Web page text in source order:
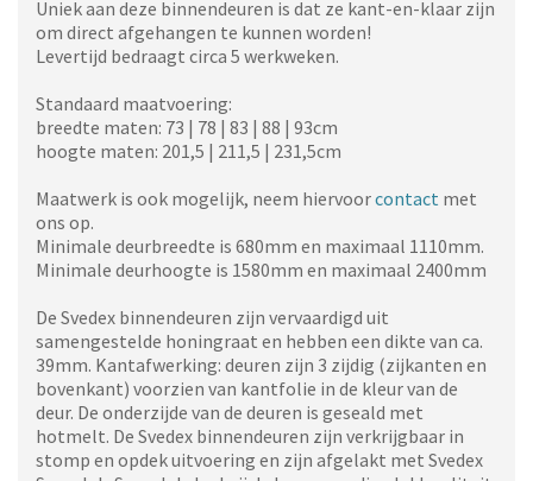
Uniek aan deze binnendeuren is dat ze kant-en-klaar zijn
om direct afgehangen te kunnen worden!
Levertijd bedraagt circa 5 werkweken.
Standaard maatvoering:
breedte maten: 73 | 78 | 83 | 88 | 93cm
hoogte maten: 201,5 | 211,5 | 231,5cm
Maatwerk is ook mogelijk, neem hiervoorcontact met
ons op.
Minimale deurbreedte is 680mm en maximaal 1110mm.
Minimale deurhoogte is 1580mm en maximaal 2400mm
De Svedex binnendeuren zijn vervaardigd uit
samengestelde honingraat en hebben een dikte van ca.
39mm. Kantafwerking: deuren zijn 3 zijdig (zijkanten en
bovenkant) voorzien van kantfolie in de kleur van de
deur. De onderzijde van de deuren is geseald met
hotmelt. De Svedex binnendeuren zijn verkrijgbaar in
stomp en opdek uitvoering en zijn afgelakt met Svedex